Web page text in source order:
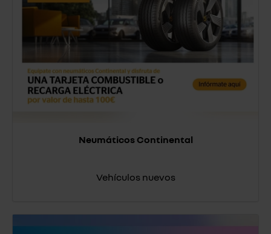
Neumáticos Continental
Vehículos nuevos